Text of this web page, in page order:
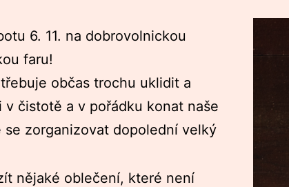
6. 11. na dobrovolnickou
faru!
občas trochu uklidit a
v čistotě a v pořádku konat naše
se zorganizovat dopolední velký
nějaké oblečení, které není